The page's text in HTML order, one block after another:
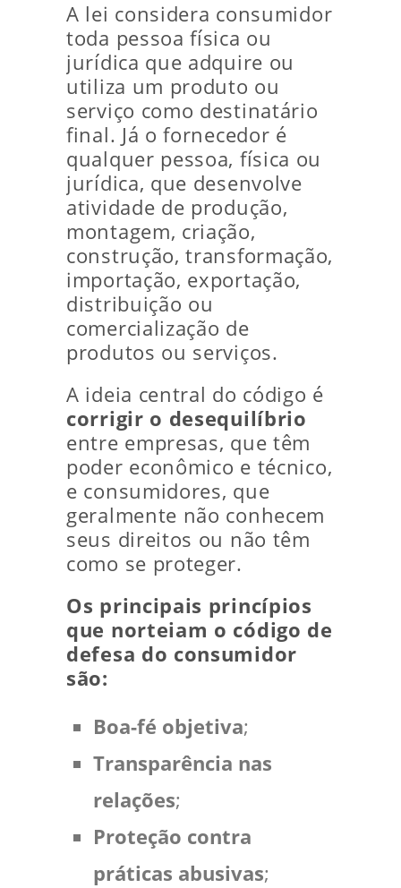
A lei considera consumidor
toda pessoa física ou
jurídica que adquire ou
utiliza um produto ou
serviço como destinatário
final. Já o fornecedor é
qualquer pessoa, física ou
jurídica, que desenvolve
atividade de produção,
montagem, criação,
construção, transformação,
importação, exportação,
distribuição ou
comercialização de
produtos ou serviços.
A ideia central do código é
corrigir o desequilíbrio
entre empresas, que têm
poder econômico e técnico,
e consumidores, que
geralmente não conhecem
seus direitos ou não têm
como se proteger.
Os principais princípios
que norteiam o código de
defesa do consumidor
são:
Boa-fé objetiva;
Transparência nas
relações;
Proteção contra
práticas abusivas;